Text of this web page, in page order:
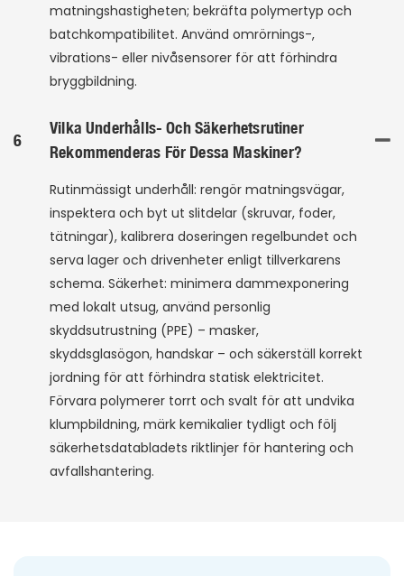
matningshastigheten; bekräfta polymertyp och
batchkompatibilitet. Använd omrörnings-,
vibrations- eller nivåsensorer för att förhindra
bryggbildning.
6
Vilka Underhålls- Och Säkerhetsrutiner
Rekommenderas För Dessa Maskiner?
Rutinmässigt underhåll: rengör matningsvägar,
inspektera och byt ut slitdelar (skruvar, foder,
tätningar), kalibrera doseringen regelbundet och
serva lager och drivenheter enligt tillverkarens
schema. Säkerhet: minimera dammexponering
med lokalt utsug, använd personlig
skyddsutrustning (PPE) – masker,
skyddsglasögon, handskar – och säkerställ korrekt
jordning för att förhindra statisk elektricitet.
Förvara polymerer torrt och svalt för att undvika
klumpbildning, märk kemikalier tydligt och följ
säkerhetsdatabladets riktlinjer för hantering och
avfallshantering.